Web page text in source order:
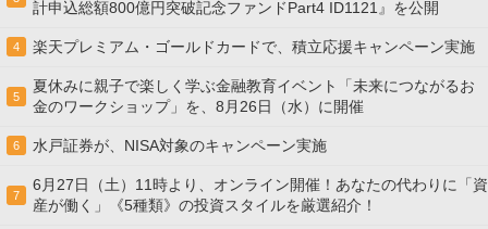
計申込総額800億円突破記念ファンドPart4 ID1121』を公開
4 楽天プレミアム・ゴールドカードで、積立応援キャンペーン実施
5
夏休みに親子で楽しく学ぶ金融教育イベント「未来につながるお
金のワークショップ」を、8月26日（水）に開催
6 水戸証券が、NISA対象のキャンペーン実施
7
6月27日（土）11時より、オンライン開催！あなたの代わりに「資
産が働く」《5種類》の投資スタイルを厳選紹介！